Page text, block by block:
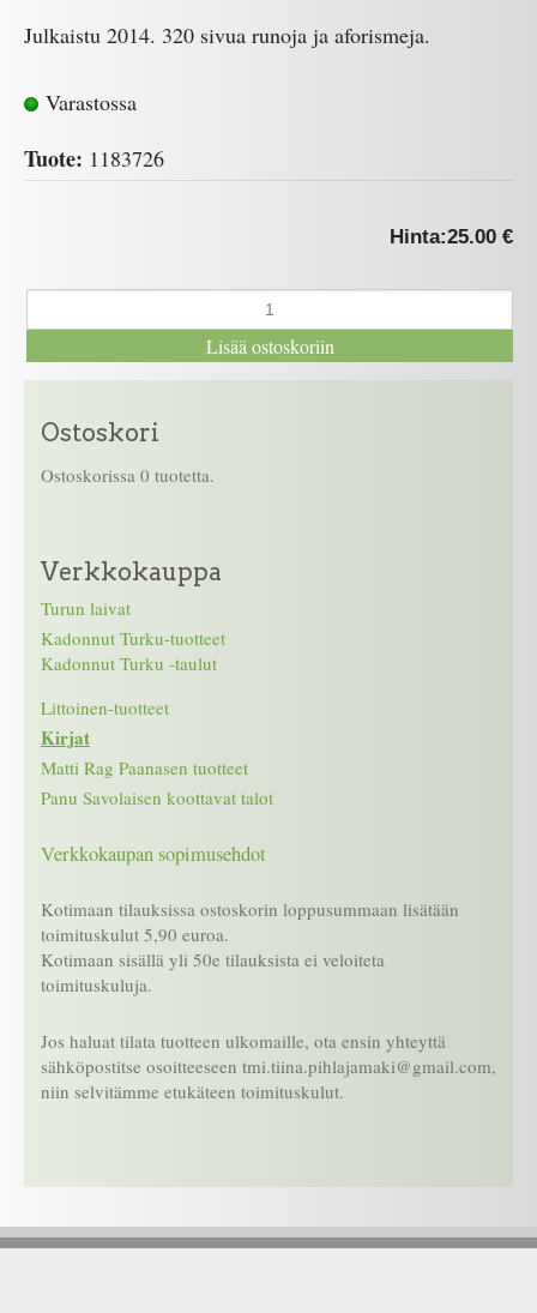
Julkaistu 2014. 320 sivua runoja ja aforismeja.
Varastossa
Tuote: 1183726
Hinta:25.00 €
Ostoskori
Ostoskorissa 0 tuotetta.
Verkkokauppa
Turun laivat
Kadonnut Turku-tuotteet
Kadonnut Turku -taulut
Littoinen-tuotteet
Kirjat
Matti Rag Paanasen tuotteet
Panu Savolaisen koottavat talot
Verkkokaupan sopimusehdot
Kotimaan tilauksissa ostoskorin loppusummaan lisätään
toimituskulut 5,90 euroa.
Kotimaan sisällä yli 50e tilauksista ei veloiteta
toimituskuluja.
Jos haluat tilata tuotteen ulkomaille, ota ensin yhteyttä
sähköpostitse osoitteeseen tmi.tiina.pihlajamaki@gmail.com,
niin selvitämme etukäteen toimituskulut.